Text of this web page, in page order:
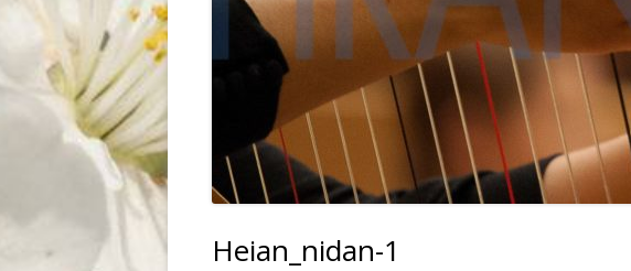
PRZEMYSŁ
WIDOKI
ZWIERZĘTA
Heian_nidan-1